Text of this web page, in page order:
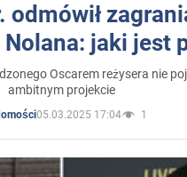
odmówił
jaki jest
Oscarem reżysera nie
ambitnym projekcie
05.03.2025 17:04 1